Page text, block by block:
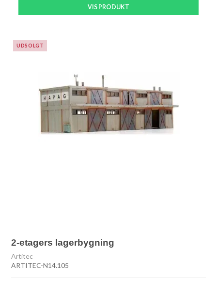
VIS PRODUKT
UDSOLGT
2-etagers lagerbygning
Artitec
ARTITEC-N14.105